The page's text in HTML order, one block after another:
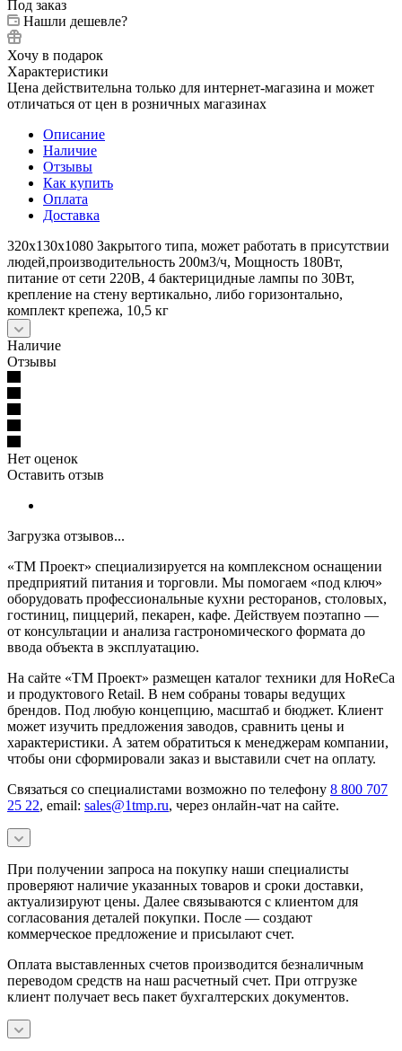
Под заказ
Нашли дешевле?
Хочу в подарок
Характеристики
Цена действительна только для интернет-магазина и может
отличаться от цен в розничных магазинах
Описание
Наличие
Отзывы
Как купить
Оплата
Доставка
320х130х1080 Закрытого типа, может работать в присутствии
людей,производительность 200м3/ч, Мощность 180Вт,
питание от сети 220В, 4 бактерицидные лампы по 30Вт,
крепление на стену вертикально, либо горизонтально,
комплект крепежа, 10,5 кг
Наличие
Отзывы
Нет оценок
Оставить отзыв
Загрузка отзывов...
«ТМ Проект» специализируется на комплексном оснащении
предприятий питания и торговли. Мы помогаем «под ключ»
оборудовать профессиональные кухни ресторанов, столовых,
гостиниц, пиццерий, пекарен, кафе. Действуем поэтапно —
от консультации и анализа гастрономического формата до
ввода объекта в эксплуатацию.
На сайте «ТМ Проект» размещен каталог техники для HoReCa
и продуктового Retail. В нем собраны товары ведущих
брендов. Под любую концепцию, масштаб и бюджет. Клиент
может изучить предложения заводов, сравнить цены и
характеристики. А затем обратиться к менеджерам компании,
чтобы они сформировали заказ и выставили счет на оплату.
Связаться со специалистами возможно по телефону 8 800 707
25 22, email: sales@1tmp.ru, через онлайн-чат на сайте.
При получении запроса на покупку наши специалисты
проверяют наличие указанных товаров и сроки доставки,
актуализируют цены. Далее связываются с клиентом для
согласования деталей покупки. После — создают
коммерческое предложение и присылают счет.
Оплата выставленных счетов производится безналичным
переводом средств на наш расчетный счет. При отгрузке
клиент получает весь пакет бухгалтерских документов.